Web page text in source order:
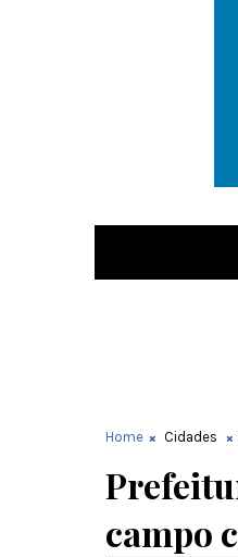
Home Cidades
campo